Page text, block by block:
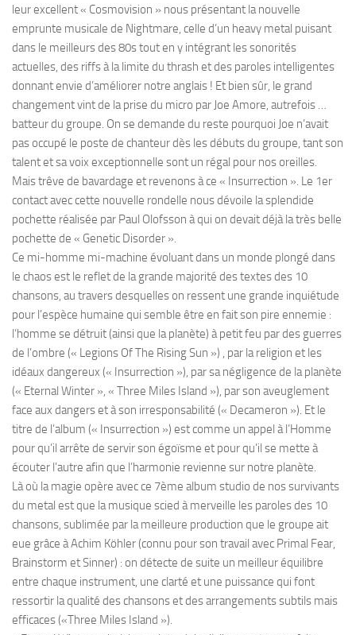
leur excellent « Cosmovision » nous présentant la nouvelle
emprunte musicale de Nightmare, celle d’un heavy metal puisant
dans le meilleurs des 80s tout en y intégrant les sonorités
actuelles, des riffs à la limite du thrash et des paroles intelligentes
donnant envie d’améliorer notre anglais ! Et bien sûr, le grand
changement vint de la prise du micro par Joe Amore, autrefois …
batteur du groupe. On se demande du reste pourquoi Joe n’avait
pas occupé le poste de chanteur dès les débuts du groupe, tant son
talent et sa voix exceptionnelle sont un régal pour nos oreilles.
Mais trêve de bavardage et revenons à ce « Insurrection ». Le 1er
contact avec cette nouvelle rondelle nous dévoile la splendide
pochette réalisée par Paul Olofsson à qui on devait déjà la très belle
pochette de « Genetic Disorder ».
Ce mi-homme mi-machine évoluant dans un monde plongé dans
le chaos est le reflet de la grande majorité des textes des 10
chansons, au travers desquelles on ressent une grande inquiétude
pour l’espèce humaine qui semble être en fait son pire ennemie :
l’homme se détruit (ainsi que la planète) à petit feu par des guerres
de l’ombre (« Legions Of The Rising Sun ») , par la religion et les
idéaux dangereux (« Insurrection »), par sa négligence de la planète
(« Eternal Winter », « Three Miles Island »), par son aveuglement
face aux dangers et à son irresponsabilité (« Decameron »). Et le
titre de l’album (« Insurrection ») est comme un appel à l’Homme
pour qu’il arrête de servir son égoïsme et pour qu’il se mette à
écouter l’autre afin que l’harmonie revienne sur notre planète.
Là où la magie opère avec ce 7ème album studio de nos survivants
du metal est que la musique scied à merveille les paroles des 10
chansons, sublimée par la meilleure production que le groupe ait
eue grâce à Achim Köhler (connu pour son travail avec Primal Fear,
Brainstorm et Sinner) : on détecte de suite un meilleur équilibre
entre chaque instrument, une clarté et une puissance qui font
ressortir la qualité des chansons et des arrangements subtils mais
efficaces («Three Miles Island »).